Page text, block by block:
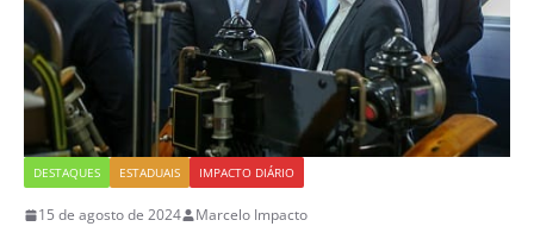
DESTAQUES ESTADUAIS IMPACTO DIÁRIO
15 de agosto de 2024 Marcelo Impacto